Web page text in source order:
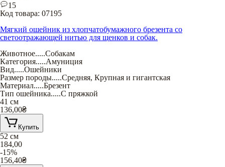
15
Код товара: 07195
Мягкий ошейник из хлопчатобумажного брезента со
светоотражающей нитью для щенков и собак.
Животное.....Собакам
Категория.....Амуниция
Вид.....Ошейники
Размер породы.....Средняя, Крупная и гигантская
Материал.....Брезент
Тип ошейника.....С пряжкой
41 см
136,00₴
Купить
52 см
184,00
-15%
156,40₴